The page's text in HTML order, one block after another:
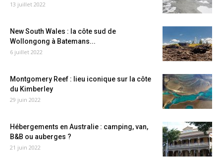
13 juillet 2022
New South Wales : la côte sud de
Wollongong à Batemans...
6 juillet 2022
Montgomery Reef : lieu iconique sur la côte
du Kimberley
29 juin 2022
Hébergements en Australie : camping, van,
B&B ou auberges ?
21 juin 2022